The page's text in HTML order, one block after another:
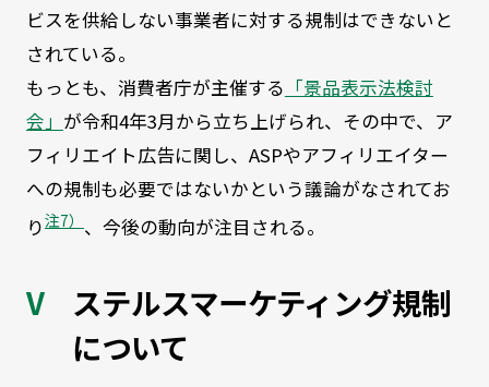
ビスを供給しない事業者に対する規制はできないと
されている。
もっとも、消費者庁が主催する 「景品表示法検討
会」 が令和4年3月から立ち上げられ、その中で、ア
フィリエイト広告に関し、ASPやアフィリエイター
への規制も必要ではないかという議論がなされてお
り注7） 、今後の動向が注目される。
ステルスマーケティング規制
について